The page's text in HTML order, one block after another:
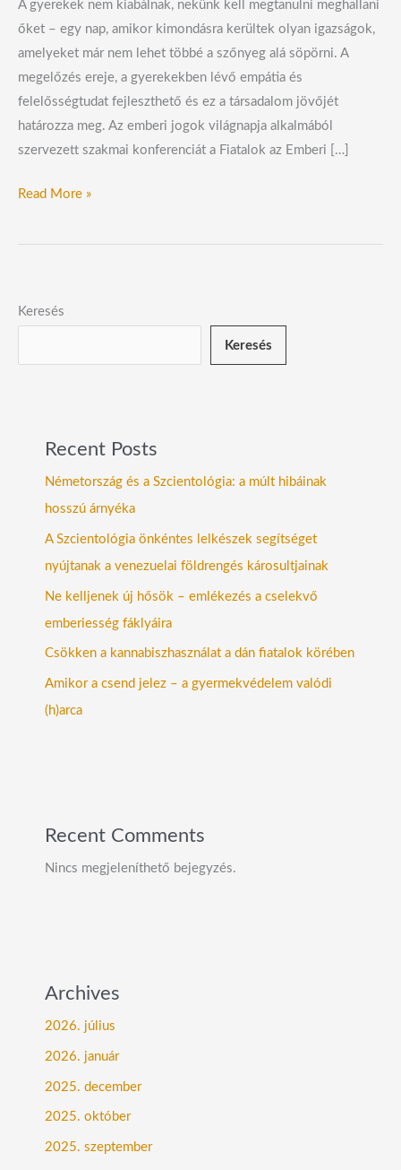
A gyerekek nem kiabálnak, nekünk kell megtanulni meghallani
őket – egy nap, amikor kimondásra kerültek olyan igazságok,
amelyeket már nem lehet többé a szőnyeg alá söpörni. A
megelőzés ereje, a gyerekekben lévő empátia és
felelősségtudat fejleszthető és ez a társadalom jövőjét
határozza meg. Az emberi jogok világnapja alkalmából
szervezett szakmai konferenciát a Fiatalok az Emberi […]
Read More »
Keresés
Keresés
Recent Posts
Németország és a Szcientológia: a múlt hibáinak
hosszú árnyéka
A Szcientológia önkéntes lelkészek segítséget
nyújtanak a venezuelai földrengés károsultjainak
Ne kelljenek új hősök – emlékezés a cselekvő
emberiesség fáklyáira
Csökken a kannabiszhasználat a dán fiatalok körében
Amikor a csend jelez – a gyermekvédelem valódi
(h)arca
Recent Comments
Nincs megjeleníthető bejegyzés.
Archives
2026. július
2026. január
2025. december
2025. október
2025. szeptember